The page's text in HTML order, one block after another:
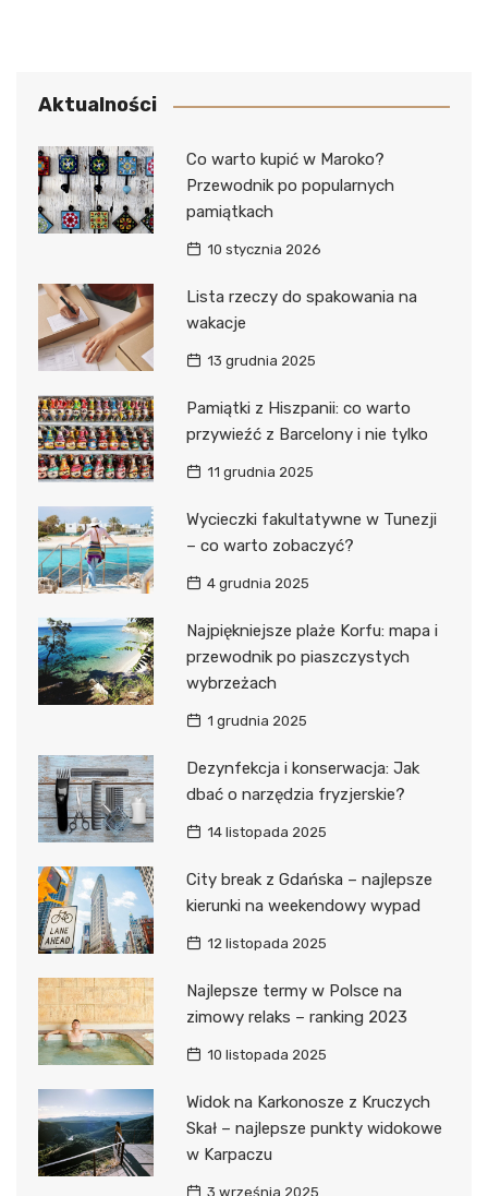
Aktualności
Co warto kupić w Maroko?
Przewodnik po popularnych
pamiątkach
10 stycznia 2026
Lista rzeczy do spakowania na
wakacje
13 grudnia 2025
Pamiątki z Hiszpanii: co warto
przywieźć z Barcelony i nie tylko
11 grudnia 2025
Wycieczki fakultatywne w Tunezji
– co warto zobaczyć?
4 grudnia 2025
Najpiękniejsze plaże Korfu: mapa i
przewodnik po piaszczystych
wybrzeżach
1 grudnia 2025
Dezynfekcja i konserwacja: Jak
dbać o narzędzia fryzjerskie?
14 listopada 2025
City break z Gdańska – najlepsze
kierunki na weekendowy wypad
12 listopada 2025
Najlepsze termy w Polsce na
zimowy relaks – ranking 2023
10 listopada 2025
Widok na Karkonosze z Kruczych
Skał – najlepsze punkty widokowe
w Karpaczu
3 września 2025